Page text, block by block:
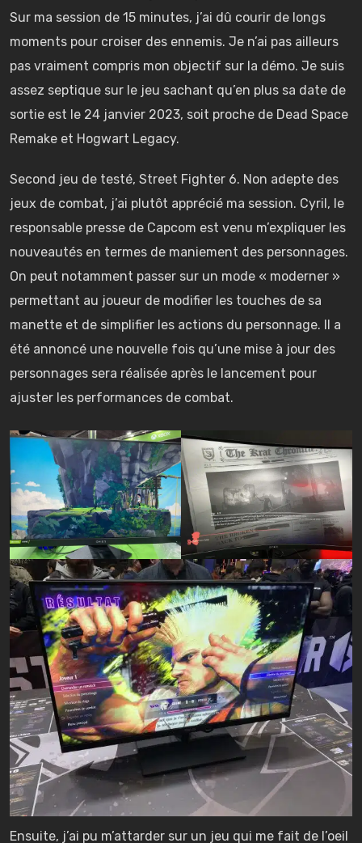
Sur ma session de 15 minutes, j’ai dû courir de longs
moments pour croiser des ennemis. Je n’ai pas ailleurs
pas vraiment compris mon objectif sur la démo. Je suis
assez septique sur le jeu sachant qu’en plus sa date de
sortie est le 24 janvier 2023, soit proche de Dead Space
Remake et Hogwart Legacy.
Second jeu de testé, Street Fighter 6. Non adepte des
jeux de combat, j’ai plutôt apprécié ma session. Cyril, le
responsable presse de Capcom est venu m’expliquer les
nouveautés en termes de maniement des personnages.
On peut notamment passer sur un mode « moderner »
permettant au joueur de modifier les touches de sa
manette et de simplifier les actions du personnage. Il a
été annoncé une nouvelle fois qu’une mise à jour des
personnages sera réalisée après le lancement pour
ajuster les performances de combat.
Ensuite, j’ai pu m’attarder sur un jeu qui me fait de l’oeil